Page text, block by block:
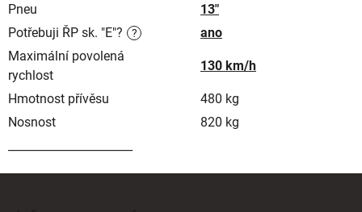
Pneu
13"
?
Potřebuji ŘP sk. "E"?
ano
Maximální povolená
rychlost
130 km/h
Hmotnost přívěsu
480 kg
Nosnost
820 kg